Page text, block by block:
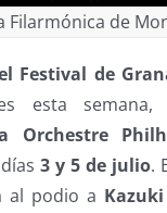
Filarmónica de
Festival de
esta
Orchestre
3 y 5 de julio.
al podio a